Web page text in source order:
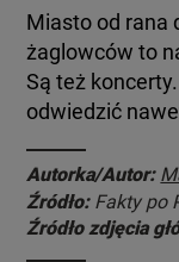
Miasto od rana
żaglowców to
Są też
odwiedzić
Autorka/Autor:
Źródło: Fakty po
Źródło zdjęcia